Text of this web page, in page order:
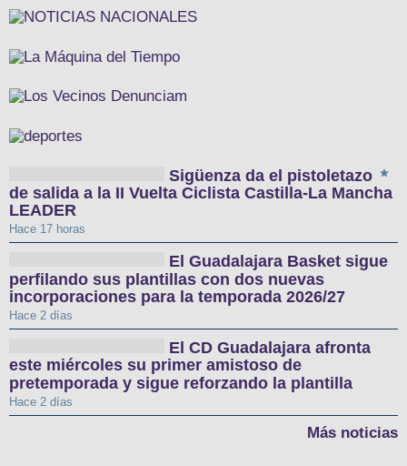
Sigüenza da el pistoletazo
de salida a la II Vuelta Ciclista Castilla-La Mancha
LEADER
Hace 17 horas
El Guadalajara Basket sigue
perfilando sus plantillas con dos nuevas
incorporaciones para la temporada 2026/27
Hace 2 días
El CD Guadalajara afronta
este miércoles su primer amistoso de
pretemporada y sigue reforzando la plantilla
Hace 2 días
Más noticias